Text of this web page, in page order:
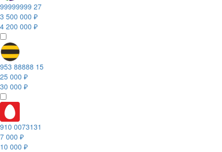
99999999 27
3 500 000 ₽
4 200 000 ₽
953 88888 15
25 000 ₽
30 000 ₽
910 0073131
7 000 ₽
10 000 ₽